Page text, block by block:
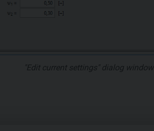
"Edit current settings" dialog window